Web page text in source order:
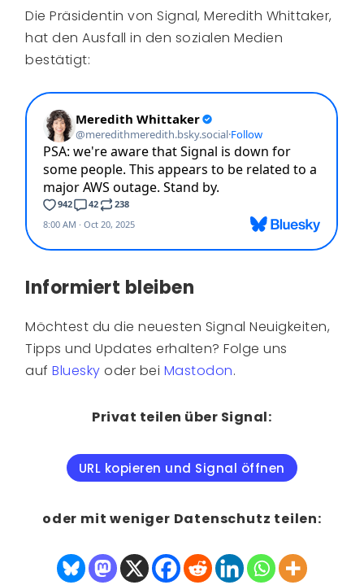
Die Präsidentin von Signal, Meredith Whittaker,
hat den Ausfall in den sozialen Medien
bestätigt:
Informiert bleiben
Möchtest du die neuesten Signal Neuigkeiten,
Tipps und Updates erhalten? Folge uns
aufBluesky oder bei Mastodon.
Privat teilen über Signal:
URL kopieren und Signal öffnen
oder mit weniger Datenschutz teilen: